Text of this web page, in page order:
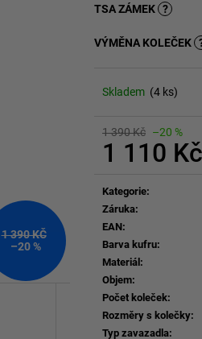
TSA ZÁMEK ?
VÝMĚNA KOLEČEK
Skladem (4 ks)
1 390 Kč –20 %
1 110 Kč
cena:
Kategorie:
Záruka:
EAN:
Barva kufru:
Materiál:
Objem:
Počet koleček:
Rozměry s kolečky:
Typ zavazadla:
1 390 KČ
–20 %